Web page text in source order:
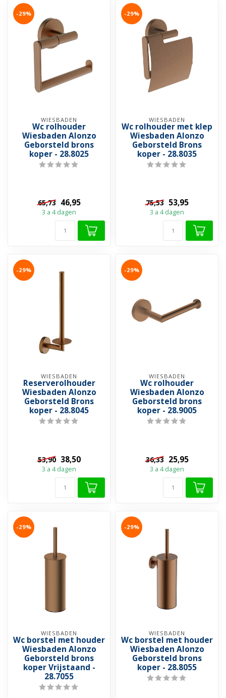
-29%
WIESBADEN
Wc rolhouder
Wiesbaden Alonzo
Geborsteld brons
koper - 28.8025
65,73 46,95
3 a 4 dagen
-29%
WIESBADEN
Wc rolhouder met klep
Wiesbaden Alonzo
Geborsteld Brons
koper - 28.8035
75,53 53,95
3 a 4 dagen
-29%
WIESBADEN
Reserverolhouder
Wiesbaden Alonzo
Geborsteld Brons
koper - 28.8045
53,90 38,50
3 a 4 dagen
-29%
WIESBADEN
Wc rolhouder
Wiesbaden Alonzo
Geborsteld brons
koper - 28.9005
36,33 25,95
3 a 4 dagen
-29%
WIESBADEN
Wc borstel met houder
Wiesbaden Alonzo
Geborsteld brons
koper Vrijstaand -
28.7055
-29%
WIESBADEN
Wc borstel met houder
Wiesbaden Alonzo
Geborsteld brons
koper - 28.8055